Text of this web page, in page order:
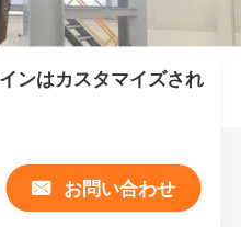
ンはカスタマイズされ
お問い合わせ